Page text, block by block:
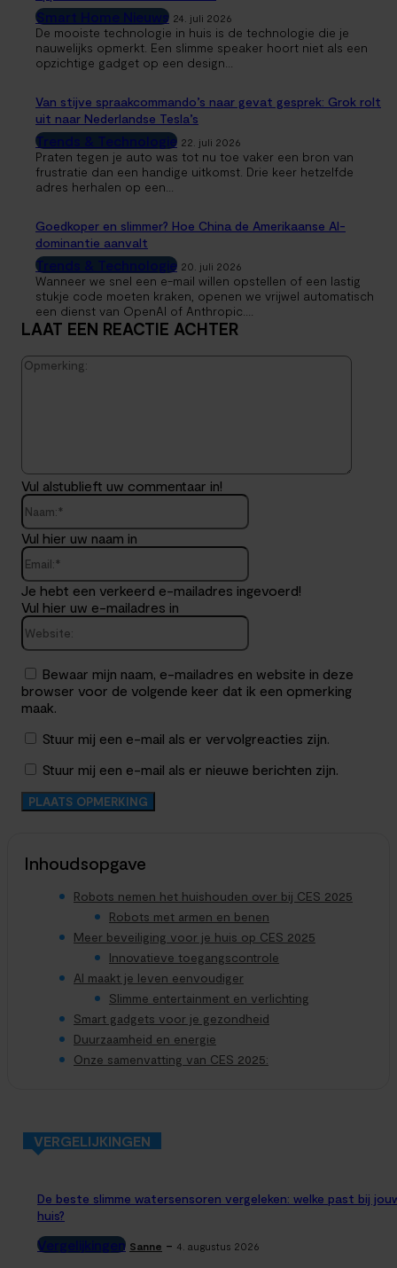
Smart Home Nieuws 24. juli 2026
De mooiste technologie in huis is de technologie die je
nauwelijks opmerkt. Een slimme speaker hoort niet als een
opzichtige gadget op een design...
Van stijve spraakcommando’s naar gevat gesprek: Grok rolt
uit naar Nederlandse Tesla’s
Trends & Technologie 22. juli 2026
Praten tegen je auto was tot nu toe vaker een bron van
frustratie dan een handige uitkomst. Drie keer hetzelfde
adres herhalen op een...
Goedkoper en slimmer? Hoe China de Amerikaanse AI-
dominantie aanvalt
Trends & Technologie 20. juli 2026
Wanneer we snel een e-mail willen opstellen of een lastig
stukje code moeten kraken, openen we vrijwel automatisch
een dienst van OpenAI of Anthropic....
LAAT EEN REACTIE ACHTER
Vul alstublieft uw commentaar in!
Naam:*
Vul hier uw naam in
Email:*
Je hebt een verkeerd e-mailadres ingevoerd!
Vul hier uw e-mailadres in
Website:
Bewaar mijn naam, e-mailadres en website in deze
browser voor de volgende keer dat ik een opmerking
maak.
Stuur mij een e-mail als er vervolgreacties zijn.
Stuur mij een e-mail als er nieuwe berichten zijn.
Inhoudsopgave
Robots nemen het huishouden over bij CES 2025
Robots met armen en benen
Meer beveiliging voor je huis op CES 2025
Innovatieve toegangscontrole
AI maakt je leven eenvoudiger
Slimme entertainment en verlichting
Smart gadgets voor je gezondheid
Duurzaamheid en energie
Onze samenvatting van CES 2025:
VERGELIJKINGEN
De beste slimme watersensoren vergeleken: welke past bij
huis?
Vergelijkingen Sanne - 4. augustus 2026